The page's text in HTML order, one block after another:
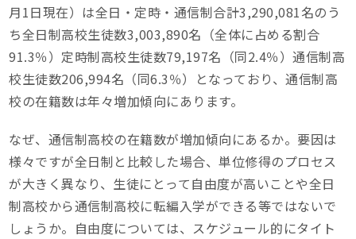
月1日現在）は全日・定時・通信制合計3,290,081名のう
ち全日制高校生徒数3,003,890名（全体に占める割合
91.3％）定時制高校生徒数79,197名（同2.4％）通信制高
校生徒数206,994名（同6.3％）となっており、通信制高
校の在籍数は年々増加傾向にあります。
なぜ、通信制高校の在籍数が増加傾向にあるか。要因は
様々ですが全日制と比較した場合、単位修得のプロセス
が大きく異なり、生徒にとって自由度が高いことや全日
制高校から通信制高校に転編入学ができる等ではないで
しょうか。自由度については、スケジュール的にタイト